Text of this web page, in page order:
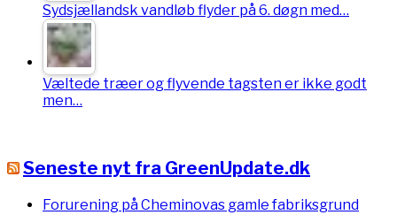
Sydsjællandsk vandløb flyder på 6. døgn med…
Væltede træer og flyvende tagsten er ikke godt
men…
Seneste nyt fra GreenUpdate.dk
Forurening på Cheminovas gamle fabriksgrund